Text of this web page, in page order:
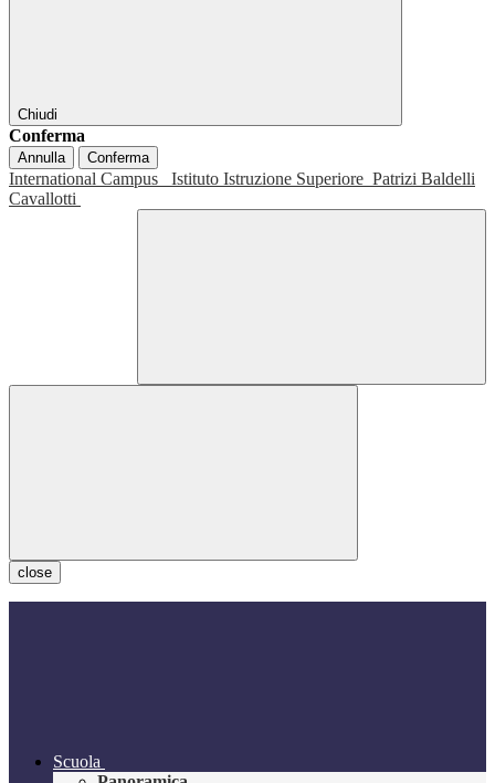
Chiudi
Conferma
Annulla Conferma
International Campus Istituto Istruzione Superiore Patrizi Baldelli
Cavallotti
close
Scuola